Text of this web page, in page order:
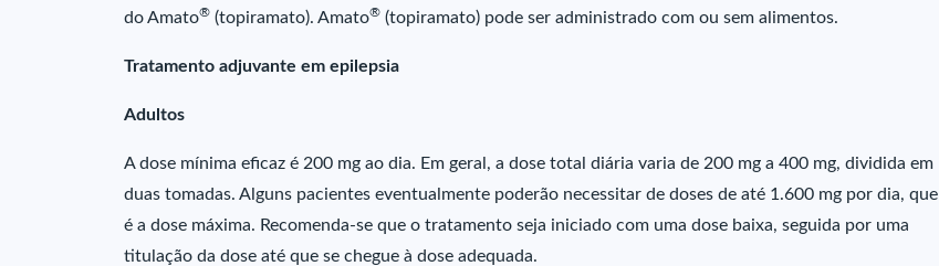
do Amato® (topiramato). Amato® (topiramato) pode ser administrado com ou sem alimentos.
Tratamento adjuvante em epilepsia
Adultos
A dose mínima eficaz é 200 mg ao dia. Em geral, a dose total diária varia de 200 mg a 400 mg, dividida em
duas tomadas. Alguns pacientes eventualmente poderão necessitar de doses de até 1.600 mg por dia, que
é a dose máxima. Recomenda-se que o tratamento seja iniciado com uma dose baixa, seguida por uma
titulação da dose até que se chegue à dose adequada.